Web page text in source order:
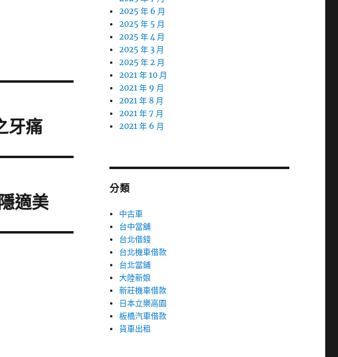
牙痛
適美
2025 年 6 月
2025 年 5 月
2025 年 4 月
2025 年 3 月
2025 年 2 月
2021 年 10 月
2021 年 9 月
2021 年 8 月
2021 年 7 月
2021 年 6 月
分類
中古車
台中當舖
台北借錢
台北機車借款
台北當鋪
大陸新娘
新莊機車借款
日本立樂高園
板橋汽車借款
貨車出租